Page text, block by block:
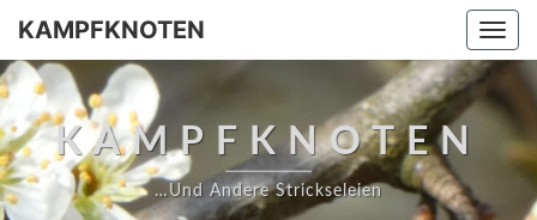
Skip
content
KAMPFKNOTEN
KAMPFKNOTEN
…und Andere Strickseleien